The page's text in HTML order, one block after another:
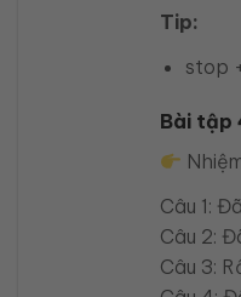
Tip:
stop
Bài tập
Câu 1:
Câu 2:
Câu 3: